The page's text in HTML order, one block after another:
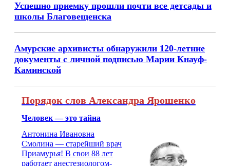
Успешно приемку прошли почти все детсады и
школы Благовещенска
Амурские архивисты обнаружили 120-летние
документы с личной подписью Марии Кнауф-
Каминской
Порядок слов Александра Ярошенко
Человек — это тайна
Антонина Ивановна
Смолина — старейший врач
Приамурья! В свои 88 лет
работает анестезиологом-